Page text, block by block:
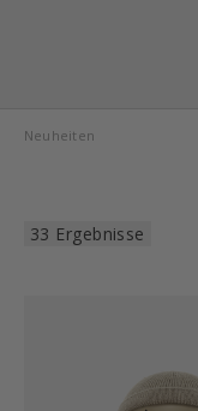
Neuheiten
33 Ergebnisse